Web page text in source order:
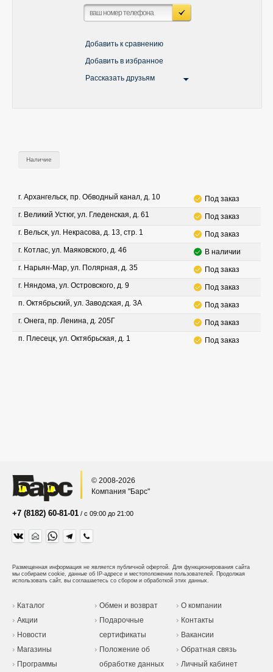
Добавить к сравнению
Добавить в избранное
Рассказать друзьям
Наличие
г. Архангельск, пр. Обводный канал, д. 10
Под заказ
г. Великий Устюг, ул. Гледенская, д. 61
Под заказ
г. Вельск, ул. Некрасова, д. 13, стр. 1
Под заказ
г. Котлас, ул. Маяковского, д. 46
В наличии
г. Нарьян-Мар, ул. Полярная, д. 35
Под заказ
г. Няндома, ул. Островского, д. 9
Под заказ
п. Октябрьский, ул. Заводская, д. 3А
Под заказ
г. Онега, пр. Ленина, д. 205Г
Под заказ
п. Плесецк, ул. Октябрьская, д. 1
Под заказ
© 2008-2026
Компания "Барс"
+7 (8182) 60-81-01 / с 09:00 до 21:00
Размещенная информация не является публичной офертой. Для функционирования сайта
мы собираем cookie, данные об IP-адресе и местоположении пользователей. Продолжая
использовать сайт, вы соглашаетесь со сбором и обработкой этих данных.
Каталог
Акции
Новости
Магазины
Программы
Обмен и возврат
Подарочные
сертификаты
Положение об
обработке данных
О компании
Контакты
Вакансии
Обратная связь
Личный кабинет